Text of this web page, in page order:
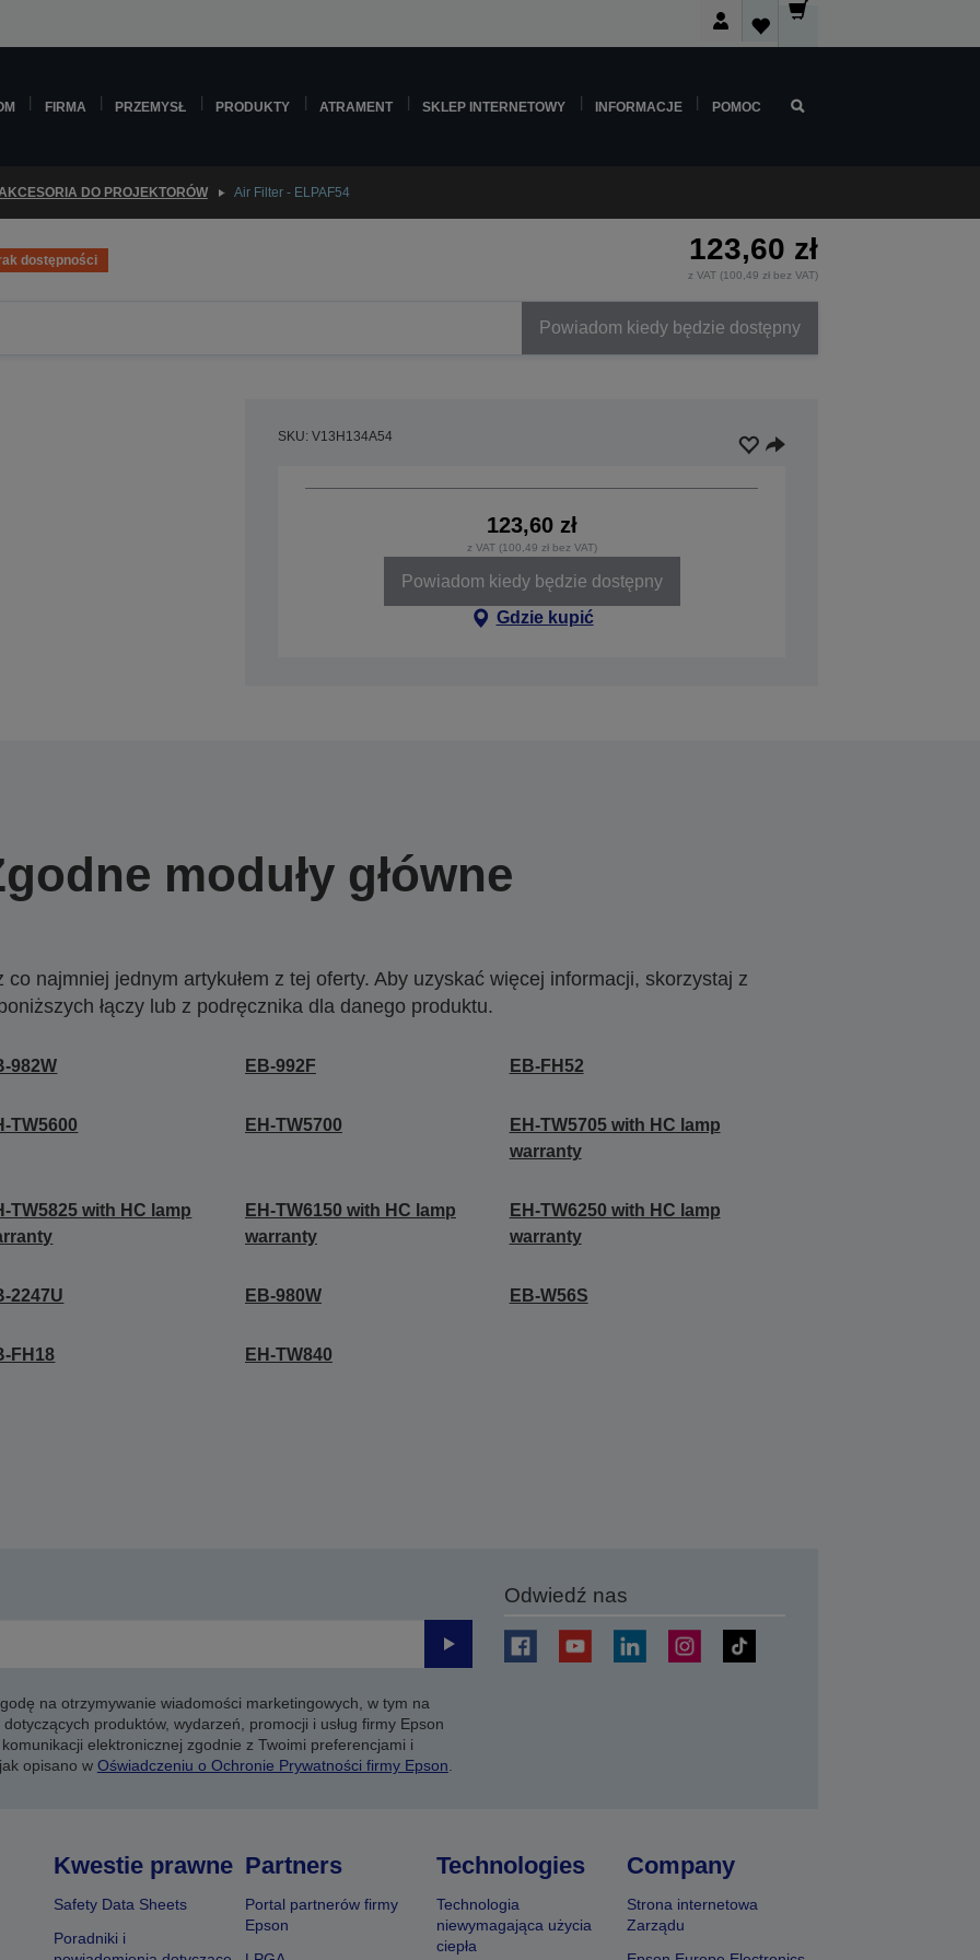
FIRMA PRZEMYSŁ PRODUKTY ATRAMENT SKLEP INTERNETOWY INFORMACJE POMOC
DO PROJEKTORÓW Air Filter - ELPAF54
dostępności 123,60 zł
z VAT (100,49 zł bez VAT)
Powiadom kiedy będzie dostępny
SKU: V13H134A54
123,60 zł
z VAT (100,49 zł bez VAT)
Powiadom kiedy będzie dostępny
Gdzie kupić
moduły główne
najmniej jednym artykułem z tej oferty. Aby uzyskać więcej informacji, skorzystaj z
łączy lub z podręcznika dla danego produktu.
982W EB-992F EB-FH52
TW5600 EH-TW5700
EH-TW5705 with HC lamp
warranty
TW5825 with HC lamp
EH-TW6150 with HC lamp
warranty
EH-TW6250 with HC lamp
warranty
2247U EB-980W EB-W56S
FH18 EH-TW840
Prześlij
na otrzymywanie wiadomości marketingowych, w tym na
produktów, wydarzeń, promocji i usług firmy Epson
elektronicznej zgodnie z Twoimi preferencjami i
opisano w Oświadczeniu o Ochronie Prywatności firmy Epson
Odwiedź nas
Kwestie prawne
Safety Data Sheets
Poradniki i
Partners
Portal partnerów firmy
Epson
Technologies
Technologia
niewymagająca użycia
ciepła
Company
Strona internetowa
Zarządu